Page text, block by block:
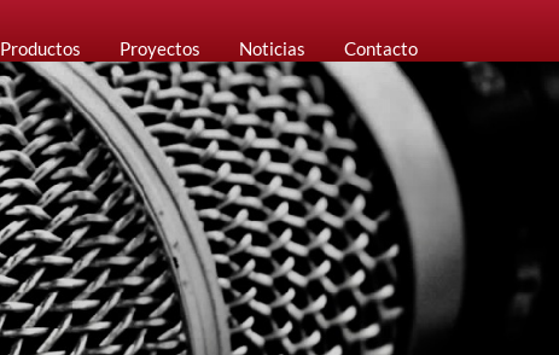
Productos Proyectos Noticias Contacto